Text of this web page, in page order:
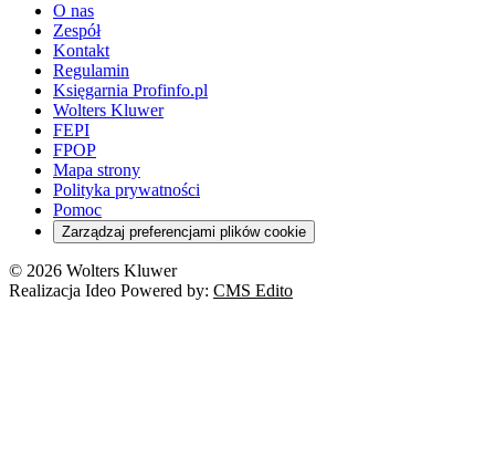
O nas
Zespół
Kontakt
Regulamin
Księgarnia Profinfo.pl
Wolters Kluwer
FEPI
FPOP
Mapa strony
Polityka prywatności
Pomoc
Zarządzaj preferencjami plików cookie
© 2026 Wolters Kluwer
Realizacja Ideo Powered by: CMS Edito